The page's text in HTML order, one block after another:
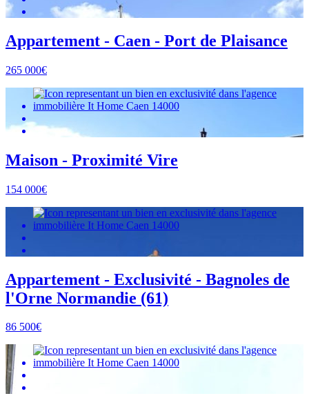
Appartement - Caen - Port de Plaisance
265 000€
Maison - Proximité Vire
154 000€
Appartement - Exclusivité - Bagnoles de
l'Orne Normandie (61)
86 500€